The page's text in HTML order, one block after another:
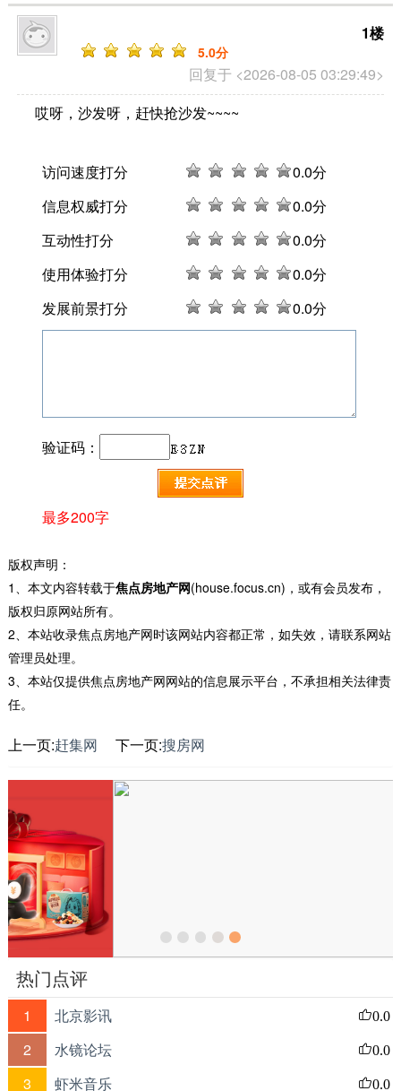
回复于 <2026-08-05 03:29:49>
1楼
5.0分
哎呀，沙发呀，赶快抢沙发~~~~
访问速度打分 0.0分
信息权威打分
0.0分
互动性打分
0.0分
使用体验打分
0.0分
发展前景打分
0.0分
验证码：
最多200字
版权声明：
1、本文内容转载于焦点房地产网(house.focus.cn)，或有会员发布，
版权归原网站所有。
2、本站收录焦点房地产网时该网站内容都正常，如失效，请联系网站
管理员处理。
3、本站仅提供焦点房地产网网站的信息展示平台，不承担相关法律责
任。
上一页:赶集网 下一页:搜房网
热门点评
1 北京影讯 0.0
2 水镜论坛 0.0
3 虾米音乐 0.0